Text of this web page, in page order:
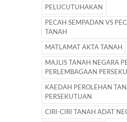
PELUCUTUHAKAN
PECAH SEMPADAN VS
TANAH
MATLAMAT AKTA TANAH
MAJLIS TANAH NEGARA
PERLEMBAGAAN
KAEDAH PEROLEHAN
PERSEKUTUAN
CIRI-CIRI TANAH ADAT